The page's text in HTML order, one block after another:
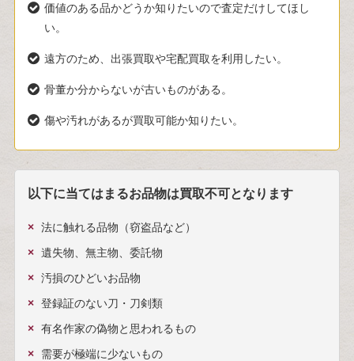
価値のある品かどうか知りたいので査定だけしてほし
い。
遠方のため、出張買取や宅配買取を利用したい。
骨董か分からないが古いものがある。
傷や汚れがあるが買取可能か知りたい。
以下に当てはまるお品物は買取不可となります
法に触れる品物（窃盗品など）
遺失物、無主物、委託物
汚損のひどいお品物
登録証のない刀・刀剣類
有名作家の偽物と思われるもの
需要が極端に少ないもの